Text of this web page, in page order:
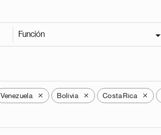
Función
Venezuela X Bolivia X Costa Rica X